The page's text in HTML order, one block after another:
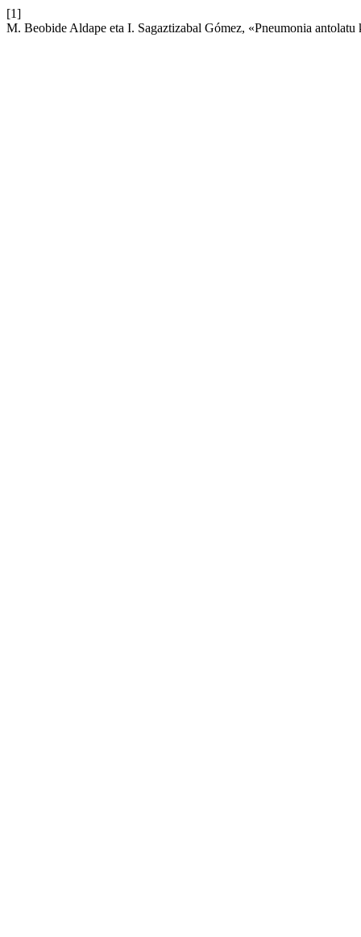
[1]
M. Beobide Aldape eta I. Sagaztizabal Gómez, «Pneumonia